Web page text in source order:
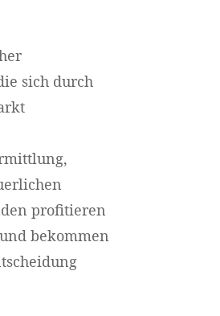
sich durch
profitieren
bekommen